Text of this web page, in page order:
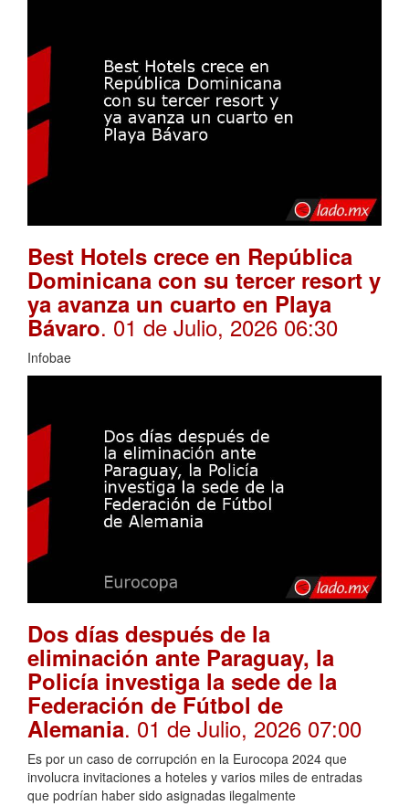
Best Hotels crece en República
Dominicana con su tercer resort y
ya avanza un cuarto en Playa
Bávaro. 01 de Julio, 2026 06:30
Infobae
Dos días después de la
eliminación ante Paraguay, la
Policía investiga la sede de la
Federación de Fútbol de
Alemania. 01 de Julio, 2026 07:00
Es por un caso de corrupción en la Eurocopa 2024 que
involucra invitaciones a hoteles y varios miles de entradas
que podrían haber sido asignadas ilegalmente